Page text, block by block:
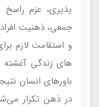
پذیری، عزم
جمعی، ذهنیت
و استقامت لازم
های زندگی
باورهای انسان
در ذهن تکرار